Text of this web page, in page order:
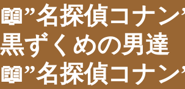
📖”名探偵コナ
黒ずくめの男達
📖”名探偵コナ